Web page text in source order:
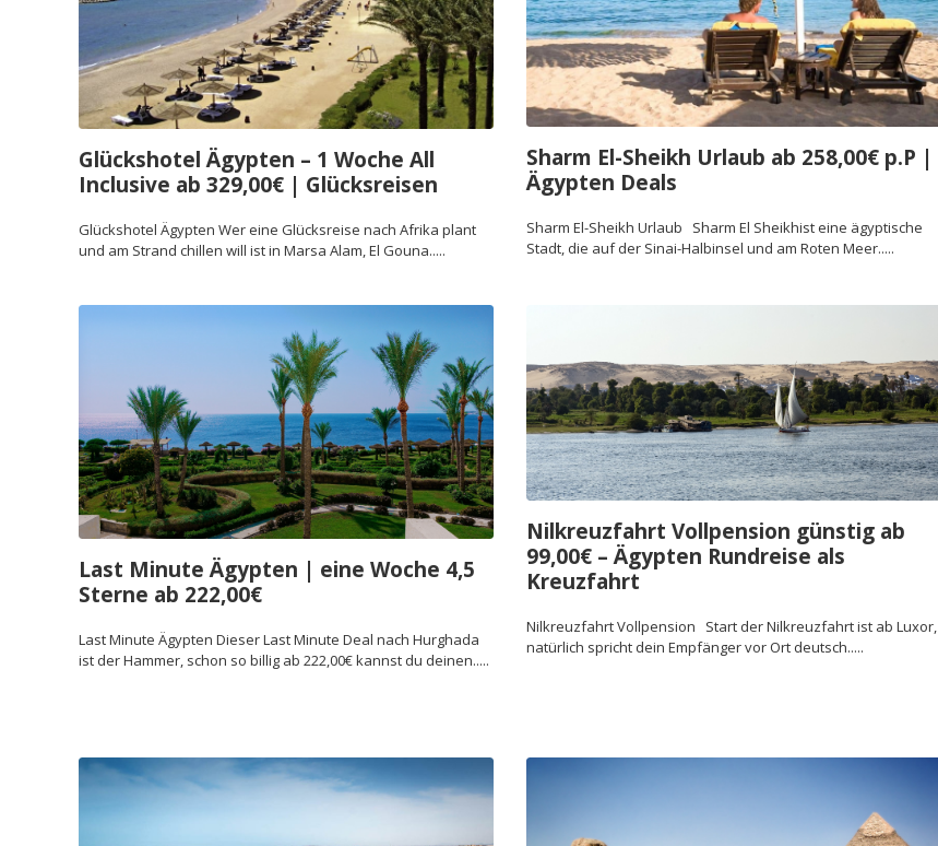
Glückshotel Ägypten – 1 Woche All
Inclusive ab 329,00€ | Glücksreisen
Glückshotel Ägypten Wer eine Glücksreise nach Afrika plant
und am Strand chillen will ist in Marsa Alam, El Gouna.....
Sharm El-Sheikh Urlaub ab 258,00€ p.P |
Ägypten Deals
Sharm El-Sheikh Urlaub Sharm El Sheikhist eine ägyptische
Stadt, die auf der Sinai-Halbinsel und am Roten Meer.....
Last Minute Ägypten | eine Woche 4,5
Sterne ab 222,00€
Last Minute Ägypten Dieser Last Minute Deal nach Hurghada
ist der Hammer, schon so billig ab 222,00€ kannst du deinen.....
Nilkreuzfahrt Vollpension günstig ab
99,00€ – Ägypten Rundreise als
Kreuzfahrt
Nilkreuzfahrt Vollpension Start der Nilkreuzfahrt ist ab Luxor,
natürlich spricht dein Empfänger vor Ort deutsch.....